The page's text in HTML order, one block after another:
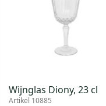
Wijnglas Diony, 23 cl
Artikel 10885